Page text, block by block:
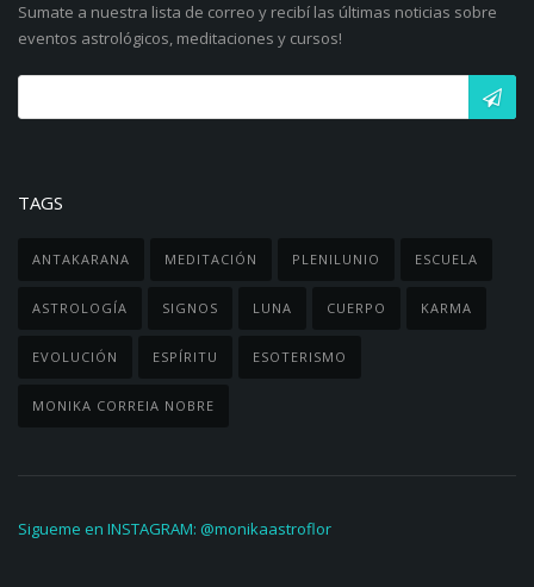
Sumate a nuestra lista de correo y recibí las últimas noticias sobre
eventos astrológicos, meditaciones y cursos!
TAGS
ANTAKARANA MEDITACIÓN PLENILUNIO ESCUELA
ASTROLOGÍA SIGNOS LUNA CUERPO KARMA
EVOLUCIÓN ESPÍRITU ESOTERISMO
MONIKA CORREIA NOBRE
Sigueme en INSTAGRAM: @monikaastroflor